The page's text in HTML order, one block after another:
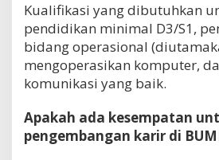
Kualifikasi yang dibutuhkan
pendidikan minimal D3/S1,
bidang operasional
mengoperasikan komputer,
komunikasi yang baik.
Apakah ada kesempatan
pengembangan karir di